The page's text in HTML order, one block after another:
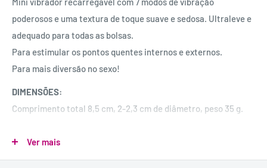
poderosos e uma textura de toque suave e sedosa. Ultraleve e
adequado para todas as bolsas.
Para estimular os pontos quentes internos e externos.
Para mais diversão no sexo!
DIMENSÕES:
Comprimento total 8,5 cm, 2-2,3 cm de diâmetro, peso 35 g.
Silicone com revestimento de PU. Inclui cabo USB.
Ver mais